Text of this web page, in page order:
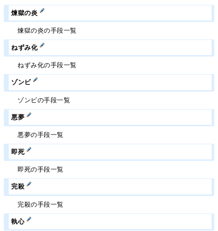
煉獄の炎
煉獄の炎の手段一覧
ねずみ化
ねずみ化の手段一覧
ゾンビ
ゾンビの手段一覧
悪夢
悪夢の手段一覧
即死
即死の手段一覧
完殺
完殺の手段一覧
執心